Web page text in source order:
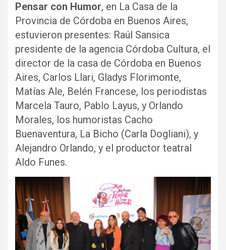
Pensar con Humor, en La Casa de la
Provincia de Córdoba en Buenos Aires,
estuvieron presentes: Raúl Sansica
presidente de la agencia Córdoba Cultura, el
director de la casa de Córdoba en Buenos
Aires, Carlos Llari, Gladys Florimonte,
Matías Ale, Belén Francese, los periodistas
Marcela Tauro, Pablo Layus, y Orlando
Morales, los humoristas Cacho
Buenaventura, La Bicho (Carla Dogliani), y
Alejandro Orlando, y el productor teatral
Aldo Funes.